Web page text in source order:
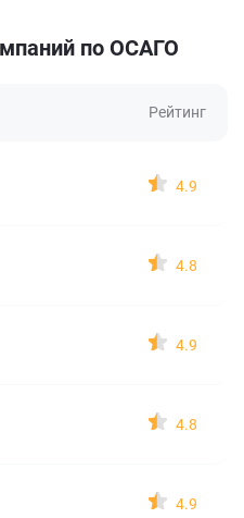
по ОСАГО
Рейтинг
4.9
4.8
4.9
4.8
4.9